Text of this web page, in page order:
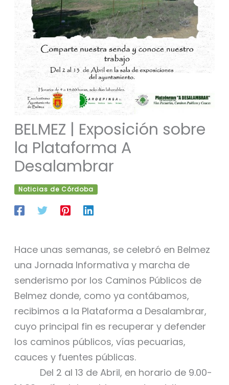
BELMEZ | Exposición sobre
la Plataforma A
Desalambrar
Noticias de Córdoba
Hace unas semanas, se celebró en Belmez
una Jornada Informativa y marcha de
senderismo por los Caminos Públicos de
Belmez donde, como ya contábamos,
recibimos a la Plataforma a Desalambrar,
cuyo principal fin es recuperar y defender
los caminos públicos, vías pecuarias,
cauces y fuentes públicas.
Del 2 al 13 de Abril, en horario de 9.00-